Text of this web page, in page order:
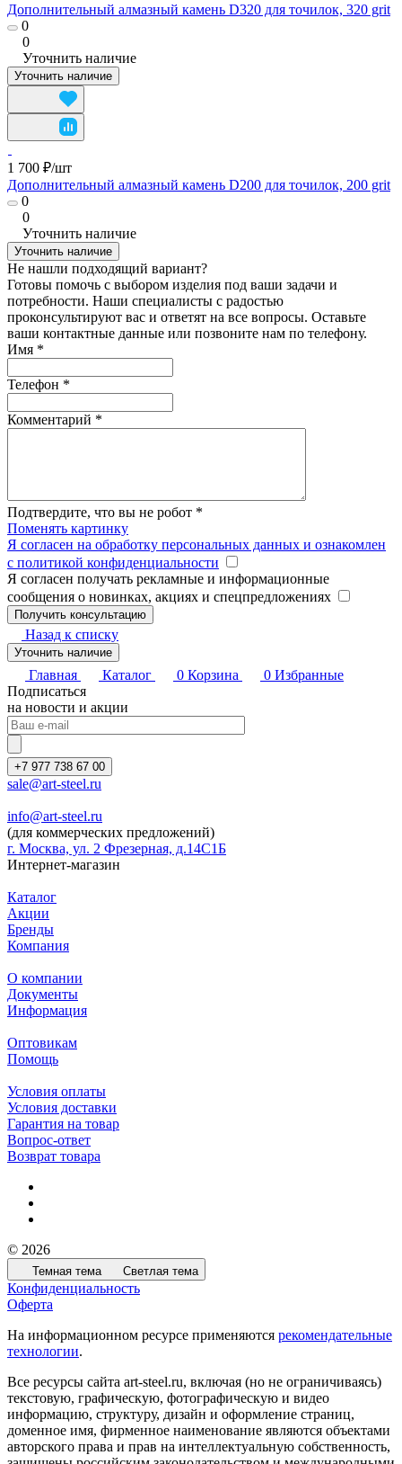
Дополнительный алмазный камень D320 для точилок, 320 grit
0
0
Уточнить наличие
Уточнить наличие
1 700 ₽/шт
Дополнительный алмазный камень D200 для точилок, 200 grit
0
0
Уточнить наличие
Уточнить наличие
Не нашли подходящий вариант?
Готовы помочь с выбором изделия под ваши задачи и
потребности. Наши специалисты с радостью
проконсультируют вас и ответят на все вопросы. Оставьте
ваши контактные данные или позвоните нам по телефону.
Имя *
Телефон *
Комментарий *
Подтвердите, что вы не робот *
Поменять картинку
Я согласен на обработку персональных данных и ознакомлен
с политикой конфиденциальности
Я согласен получать рекламные и информационные
сообщения о новинках, акциях и спецпредложениях
Назад к списку
Уточнить наличие
Главная Каталог 0 Корзина 0 Избранные
Подписаться
на новости и акции
+7 977 738 67 00
sale@art-steel.ru
info@art-steel.ru
(для коммерческих предложений)
г. Москва, ул. 2 Фрезерная, д.14С1Б
Интернет-магазин
Каталог
Акции
Бренды
Компания
О компании
Документы
Информация
Оптовикам
Помощь
Условия оплаты
Условия доставки
Гарантия на товар
Вопрос-ответ
Возврат товара
© 2026
Темная тема Светлая тема
Конфиденциальность
Оферта
На информационном ресурсе применяются рекомендательные
технологии.
Все ресурсы сайта art-steel.ru, включая (но не ограничиваясь)
текстовую, графическую, фотографическую и видео
информацию, структуру, дизайн и оформление страниц,
доменное имя, фирменное наименование являются объектами
авторского права и прав на интеллектуальную собственность,